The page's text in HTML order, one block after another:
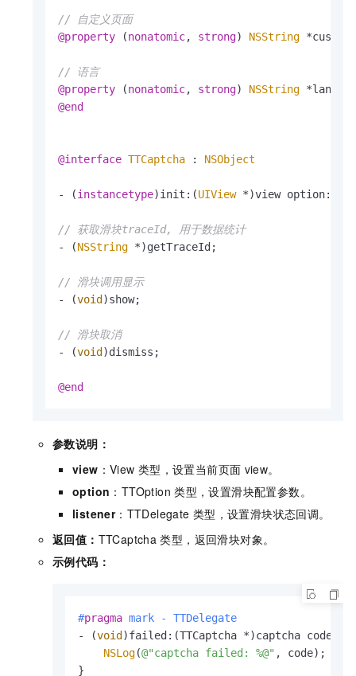
// 自定义页面
@property (nonatomic, strong) NSString
// 语言
@property (nonatomic, strong) NSString
@end
@interface TTCaptcha : NSObject
- (instancetype)init:(UIView *)view
// 获取滑块traceId, 用于数据统计
- (NSString *)getTraceId;
// 滑块调用显示
- (void )show;
// 滑块取消
- (void )dismiss;
@end
参数说明：
view ：View 类型，设置当前页面 view。
option ：TTOption 类型，设置滑块配置参数。
listener：TTDelegate 类型，设置滑块状态回调。
返回值： TTCaptcha 类型，返回滑块对象。
示例代码：
#pragma mark - TTDelegate
- (void )failed:(TTCaptcha *)captcha code:(
NSLog(@"captcha failed: %@" , code);
}